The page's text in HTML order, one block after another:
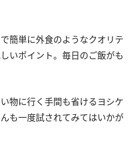
簡単に外食のようなクオリテ
いポイント。毎日のご飯がも
物に行く手間も省けるヨシケ
も一度試されてみてはいかが